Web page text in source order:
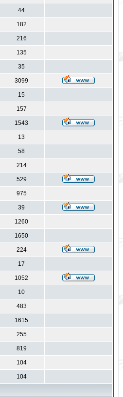
44
182
216
135
35
3099
15
157
1543
13
58
214
529
975
39
1260
1650
224
17
1052
10
483
1615
255
819
104
104